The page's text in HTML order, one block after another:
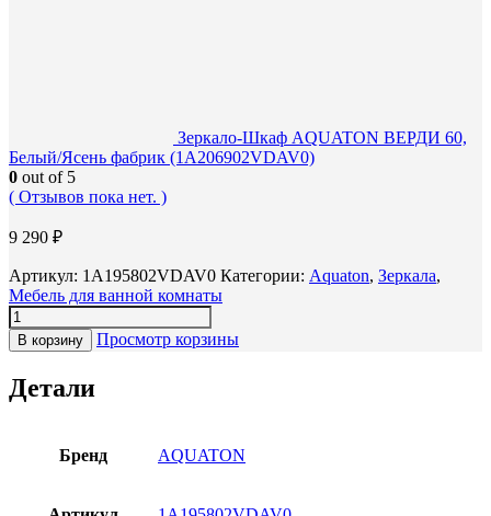
Зеркало-Шкаф AQUATON ВЕРДИ 60,
Белый/Ясень фабрик (1A206902VDAV0)
0 out of 5
( Отзывов пока нет. )
9 290 ₽
Артикул: 1A195802VDAV0 Категории: Aquaton, Зеркала,
Мебель для ванной комнаты
В корзину Просмотр корзины
Детали
Бренд AQUATON